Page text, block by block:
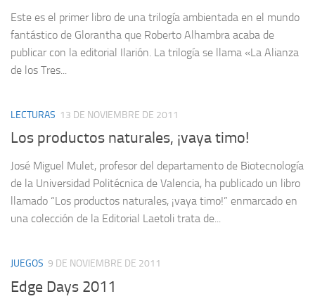
Este es el primer libro de una trilogía ambientada en el mundo
fantástico de Glorantha que Roberto Alhambra acaba de
publicar con la editorial Ilarión. La trilogía se llama «La Alianza
de los Tres...
LECTURAS 13 DE NOVIEMBRE DE 2011
Los productos naturales, ¡vaya timo!
José Miguel Mulet, profesor del departamento de Biotecnología
de la Universidad Politécnica de Valencia, ha publicado un libro
llamado “Los productos naturales, ¡vaya timo!” enmarcado en
una colección de la Editorial Laetoli trata de...
JUEGOS 9 DE NOVIEMBRE DE 2011
Edge Days 2011